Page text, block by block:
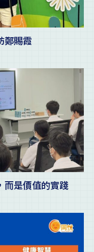
鄭賜霞
而是價值的實踐